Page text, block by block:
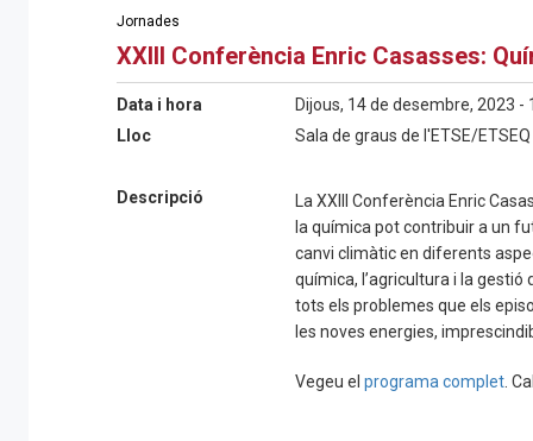
Jornades
XXIII Conferència Enric Casasses:
Data i hora
Dijous, 14 de desembre, 2023 -
Lloc
Sala de graus de l'ETSE/
Descripció
La XXIII Conferència Enric
la química pot contribuir a un
canvi climàtic en diferents
química, l’agricultura i la gestió
tots els problemes que els
les noves energies,
Vegeu el programa complet .